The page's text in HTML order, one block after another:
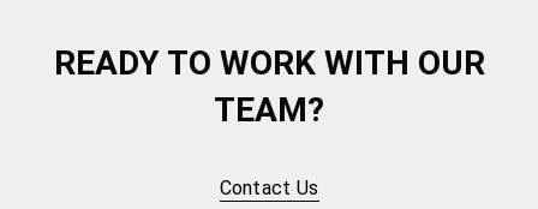
READY TO WORK WITH OUR
TEAM?
Contact Us